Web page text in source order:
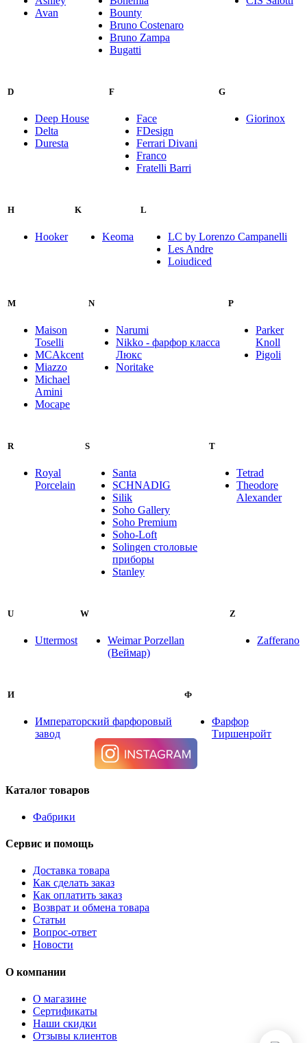
Avan
Bounty
Bruno Costenaro
Bruno Zampa
Bugatti
D
Deep House
Delta
Duresta
F
Face
FDesign
Ferrari Divani
Franco
Fratelli Barri
G
Giorinox
H
Hooker
K
Keoma
L
LC by Lorenzo Campanelli
Les Andre
Loiudiced
M
Maison
Toselli
MCAkcent
Miazzo
Michael
Amini
Mocape
N
Narumi
Nikko - фарфор класса
Люкс
Noritake
P
Parker
Knoll
Pigoli
R
Royal
Porcelain
S
Santa
SCHNADIG
Silik
Soho Gallery
Soho Premium
Soho-Loft
Solingen столовые
приборы
Stanley
T
Tetrad
Theodore
Alexander
U
Uttermost
W
Weimar Porzellan
(Веймар)
Z
Zafferano
И
Императорский фарфоровый
завод
Ф
Фарфор
Тиршенройт
Каталог товаров
Фабрики
Сервис и помощь
Доставка товара
Как сделать заказ
Как оплатить заказ
Возврат и обмена товара
Статьи
Вопрос-ответ
Новости
О компании
О магазине
Сертификаты
Наши скидки
Отзывы клиентов